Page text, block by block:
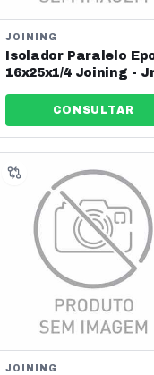
JOINING
Isolador Paralelo
16x25x1/4 Joining -
CONSULTAR
JOINING